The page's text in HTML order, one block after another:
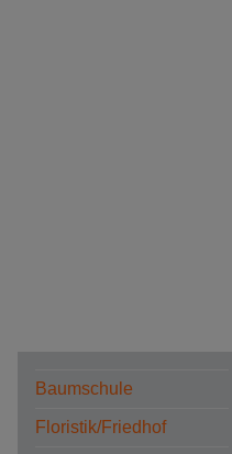
Baumschule
Floristik/Friedhof